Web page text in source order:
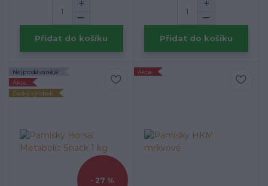
Přidat do košíku Přidat do košíku
Nejprodávanější
Akce
Český výrobek
- 27 %
Akce